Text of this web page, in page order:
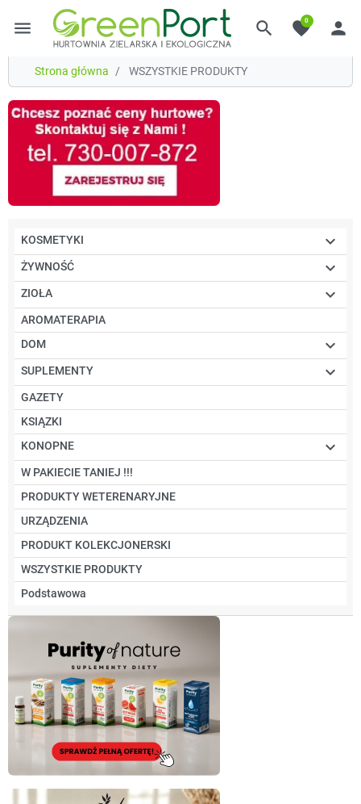
menu search favorite
0 person
Strona główna WSZYSTKIE PRODUKTY
KOSMETYKI 
ŻYWNOŚĆ 
ZIOŁA 
AROMATERAPIA
DOM

SUPLEMENTY 
GAZETY
KSIĄZKI
KONOPNE

W PAKIECIE TANIEJ !!!
PRODUKTY WETERENARYJNE
URZĄDZENIA
PRODUKT KOLEKCJONERSKI
WSZYSTKIE PRODUKTY
Podstawowa